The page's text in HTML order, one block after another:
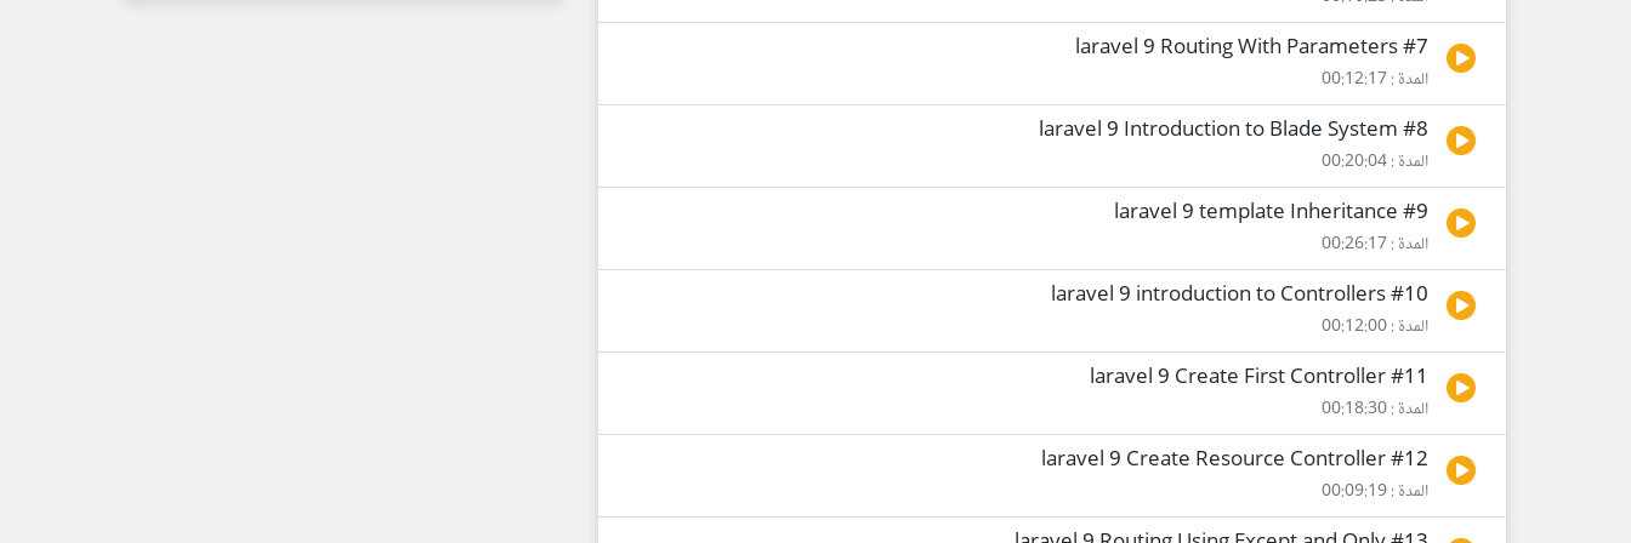
#7 laravel 9 Routing With Parameters
المدة : 00:12:17
#8 laravel 9 Introduction to Blade System
المدة : 00:20:04
#9 laravel 9 template Inheritance
المدة : 00:26:17
#10 laravel 9 introduction to Controllers
المدة : 00:12:00
#11 laravel 9 Create First Controller
المدة : 00:18:30
#12 laravel 9 Create Resource Controller
المدة : 00:09:19